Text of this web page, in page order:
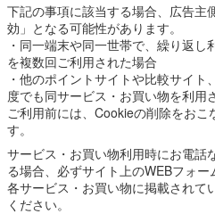
下記の事項に該当する場合、広告主
効」となる可能性があります。
・同一端末や同一世帯で、繰り返
を複数回ご利用された場合
・他のポイントサイトや比較サイ
度でも同サービス・お買い物を利用
ご利用前には、Cookieの削除をおこ
す。
サービス・お買い物利用時にお電話
る場合、必ずサイト上のWEBフォー
各サービス・お買い物に掲載されて
ください。